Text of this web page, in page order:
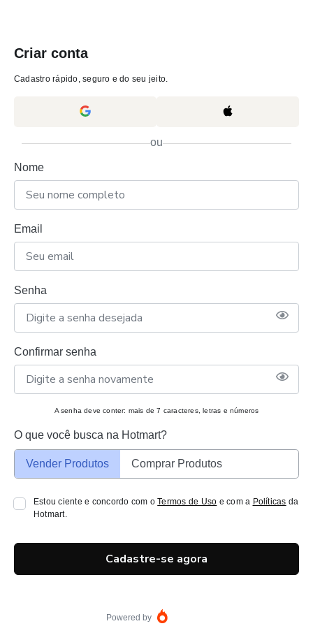
Criar conta
Cadastro rápido, seguro e do seu jeito.
ou
Nome
Email
Senha
Confirmar senha
A senha deve conter: mais de 7 caracteres, letras e números
O que você busca na Hotmart?
Vender Produtos Comprar Produtos
Estou ciente e concordo com oTermos de Uso e com a Políticas da
Hotmart.
Cadastre-se agora
Powered by